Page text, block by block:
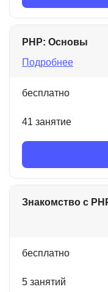
PHP: Основы
Подробнее
бесплатно
41 занятие
Знакомство с
бесплатно
5 занятий